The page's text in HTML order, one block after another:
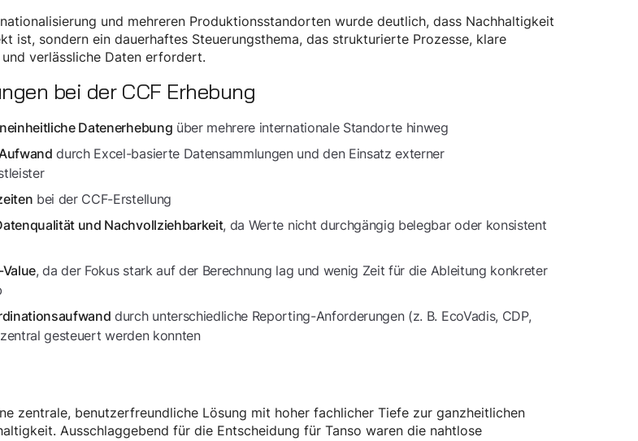
und mehreren Produktionsstandorten wurde deutlich, dass Nachhaltigkeit
ist, sondern ein dauerhaftes Steuerungsthema, das strukturierte Prozesse, klare
verlässliche Daten erfordert.
bei der CCF Erhebung
Datenerhebung über mehrere internationale Standorte hinweg
durch Excel-basierte Datensammlungen und den Einsatz externer
bei der CCF-Erstellung
und Nachvollziehbarkeit, da Werte nicht durchgängig belegbar oder konsistent
, da der Fokus stark auf der Berechnung lag und wenig Zeit für die Ableitung konkreter
durch unterschiedliche Reporting-Anforderungen (z. B. EcoVadis, CDP,
gesteuert werden konnten
zentrale, benutzerfreundliche Lösung mit hoher fachlicher Tiefe zur ganzheitlichen
Ausschlaggebend für die Entscheidung für Tanso waren die nahtlose